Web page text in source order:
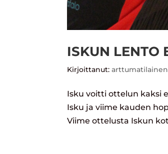
ISKUN LENTO
Kirjoittanut:arttumatilainen
Isku voitti ottelun kaksi
Isku ja viime kauden
Viime ottelusta Iskun